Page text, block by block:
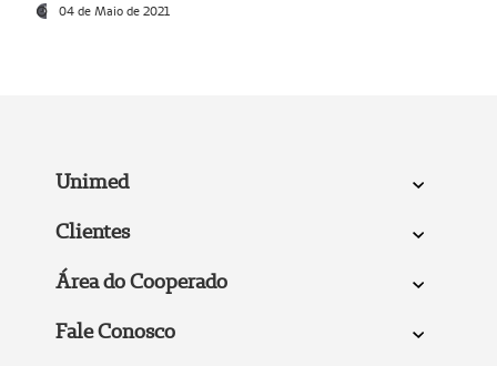
04 de Maio de 2021
Unimed
Clientes
Área do Cooperado
Fale Conosco